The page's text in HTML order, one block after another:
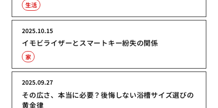
生活
イモビライザーとスマートキー紛失の関係
2025.10.15
家
その広さ、本当に必要？後悔しない浴槽サイズ選びの
黄金律
2025.09.27